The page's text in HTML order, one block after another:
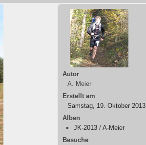
Autor
A. Meier
Erstellt am
Samstag, 19. Oktober 2013
Alben
JK-2013 / A-Meier
Besuche